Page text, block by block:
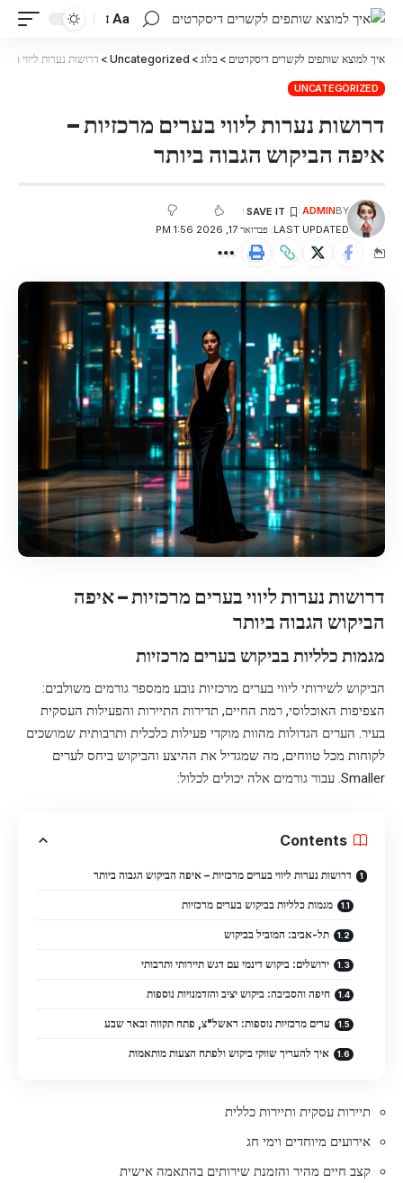
Aa
איך למוצא שותפים לקשרים דיסקרטים > בלוג >
Uncategorized
> דרושות נערות ליווי
UNCATEGORIZED
דרושות נערות ליווי בערים מרכזיות –
איפה הביקוש הגבוה ביותר
LAST UPDATED: פברואר 17, 2026 1:56 PM
BY
ADMIN
דרושות נערות ליווי בערים מרכזיות – איפה
הביקוש הגבוה ביותר
מגמות כלליות בביקוש בערים מרכזיות
הביקוש לשירותי ליווי בערים מרכזיות נובע ממספר גורמים משולבים:
הצפיפות האוכלוסי, רמת החיים, תדירות התיירות והפעילות העסקית
בעיר. הערים הגדולות מהוות מוקדי פעילות כלכלית ותרבותית שמושכים
לקוחות מכל טווחים, מה שמגדיל את ההיצע והביקוש ביחס לערים
Smaller. עבור גורמים אלה יכולים לכלול:
Contents
דרושות נערות ליווי בערים מרכזיות – איפה הביקוש הגבוה ביותר
מגמות כלליות בביקוש בערים מרכזיות
תל-אביב: המוביל בביקוש
ירושלים: ביקוש דינמי עם דגש תיירותי ותרבותי
חיפה והסביבה: ביקוש יציב והזדמנויות נוספות
ערים מרכזיות נוספות: ראשל"צ, פתח תקווה ובאר שבע
איך להעריך שווקי ביקוש ולפתח הצעות מותאמות
תיירות עסקית ותיירות כללית
אירועים מיוחדים וימי חג
קצב חיים מהיר והזמנת שירותים בהתאמה אישית